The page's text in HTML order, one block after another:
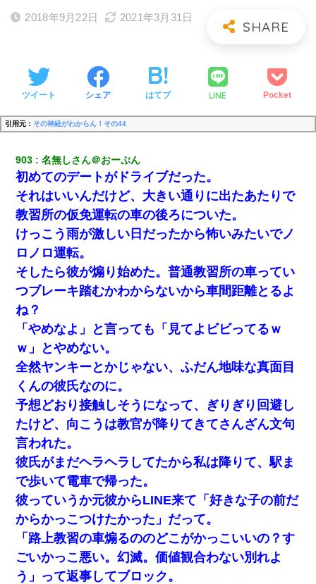
2018年9月22日 2021年3月31日
ツイート シェア はてブ LINE Pocket
引用元： その神経がわからん！その44
903 名無しさん＠おーぷん
初めてのデートがドライブだった。
それはいいんだけど、大きい通りに出たあたりで
教習所の仮免運転の車の後ろについた。
けっこう雨が激しい日だったから怖いみたいでノ
ロノロ運転。
そしたら彼が煽り始めた。普通教習所の車ってい
つブレーキ踏むかわからないから車間距離とるよ
ね？
「やめなよ」と言っても「見てよビビってるｗ
ｗ」とやめない。
全然ヤンキーとかじゃない、ふだん地味な真面目
くんの彼氏なのに。
予想どおり接触しそうになって、ぎりぎり回避し
たけど、向こうは教官が降りてきてさんざん文句
言われた。
彼氏がまだヘラヘラしてたから私は降りて、駅ま
で歩いて電車で帰った。
彼っていうか元彼からLINE来て「好きな子の前だ
からかっこつけたかった」だって。
「路上教習の車煽るののどこがかっこいいの？す
ごいかっこ悪い。幻滅。価値観合わない別れよ
う」って返事してブロック。